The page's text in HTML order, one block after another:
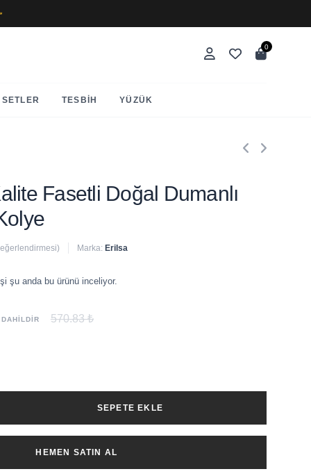
0
SETLER TESBIH YÜZÜK
Fasetli Doğal Dumanlı
Marka: Erilsa
şu anda bu ürünü inceliyor.
570.83 ₺
SEPETE EKLE
HEMEN SATIN AL